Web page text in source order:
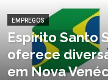
EMPREGOS
Espírito Santo
oferece
em Nova